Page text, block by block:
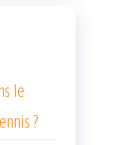
le
?